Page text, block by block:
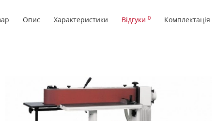
Опис Характеристики Відгуки 0 Комплектація